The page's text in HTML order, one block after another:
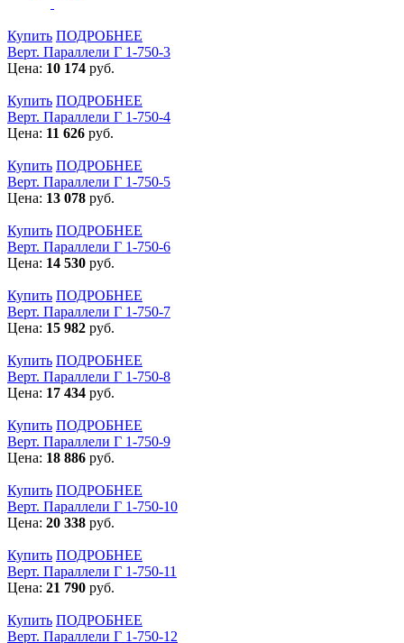
Купить ПОДРОБНЕЕ
Верт. Параллели Г 1-750-3
Цена: 10 174 руб.
Купить ПОДРОБНЕЕ
Верт. Параллели Г 1-750-4
Цена: 11 626 руб.
Купить ПОДРОБНЕЕ
Верт. Параллели Г 1-750-5
Цена: 13 078 руб.
Купить ПОДРОБНЕЕ
Верт. Параллели Г 1-750-6
Цена: 14 530 руб.
Купить ПОДРОБНЕЕ
Верт. Параллели Г 1-750-7
Цена: 15 982 руб.
Купить ПОДРОБНЕЕ
Верт. Параллели Г 1-750-8
Цена: 17 434 руб.
Купить ПОДРОБНЕЕ
Верт. Параллели Г 1-750-9
Цена: 18 886 руб.
Купить ПОДРОБНЕЕ
Верт. Параллели Г 1-750-10
Цена: 20 338 руб.
Купить ПОДРОБНЕЕ
Верт. Параллели Г 1-750-11
Цена: 21 790 руб.
Купить ПОДРОБНЕЕ
Верт. Параллели Г 1-750-12